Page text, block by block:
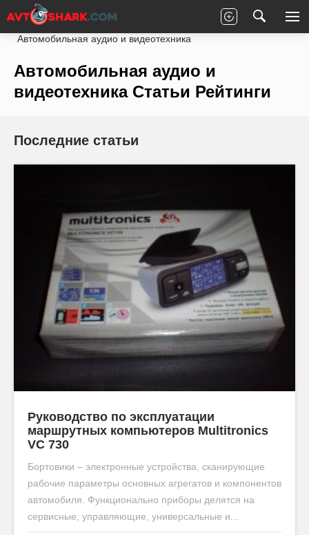
Главная Статьи
Автомобильная аудио и видеотехника
Автомобильная аудио и
видеотехника Статьи Рейтинги
Последние статьи
Руководство по эксплуатации
маршрутных компьютеров Мultitronics
VC 730
Бортовики – электронные устройства, сканирующие
рабочие параметры основных агрегатов и компонентов
автомобиля. Функционально приборы делятся на
сервисные, управляющие, универсальные и...